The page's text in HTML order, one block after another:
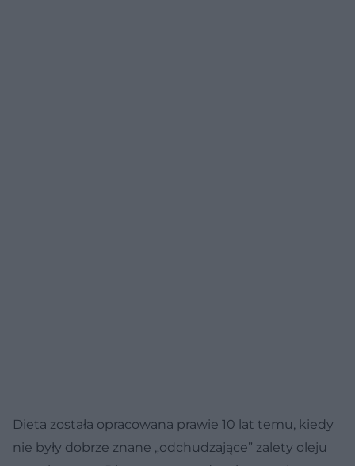
Dieta została opracowana prawie 10 lat temu, kiedy
nie były dobrze znane „odchudzające” zalety oleju